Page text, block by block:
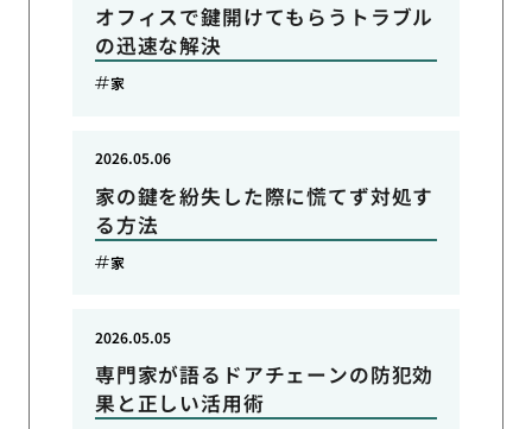
オフィスで鍵開けてもらうトラブル
の迅速な解決
家
家の鍵を紛失した際に慌てず対処す
る方法
2026.05.06
家
専門家が語るドアチェーンの防犯効
果と正しい活用術
2026.05.05